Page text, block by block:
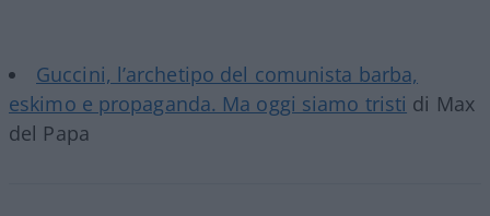
Guccini, l’archetipo del comunista barba,
eskimo e propaganda. Ma oggi siamo tristi di Max
del Papa